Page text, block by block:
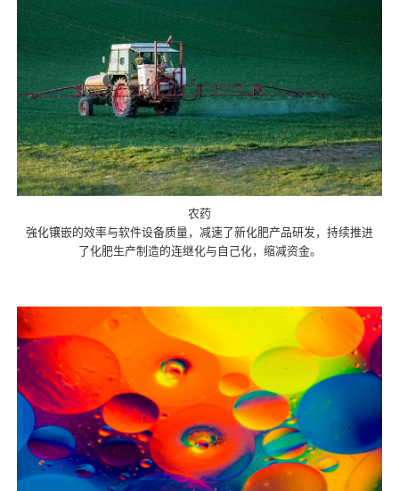
农药
強化镶嵌的效率与软件设备质量，减速了新化肥产品研发，持续推进
了化肥生产制造的连继化与自己化，缩减资金。